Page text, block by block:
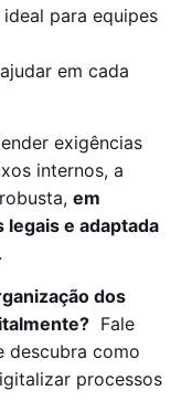
para equipes
em cada
exigências
internos, a
em
e adaptada
.
dos
Fale
descubra como
processos